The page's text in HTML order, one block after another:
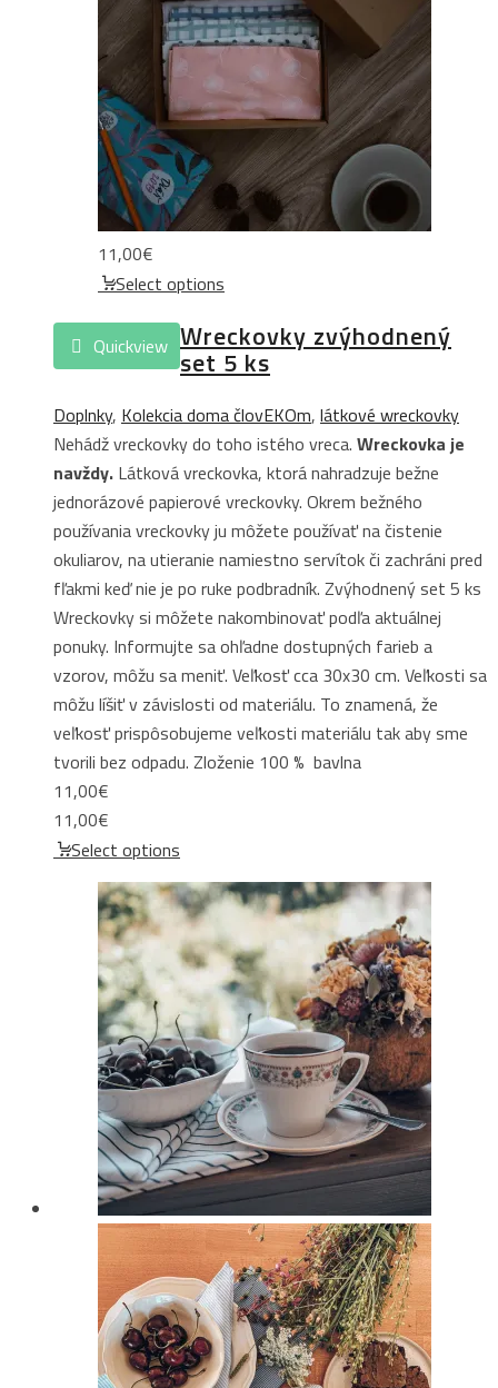
11,00€
Select options
Quickview Wreckovky zvýhodnený
set 5 ks
Doplnky, Kolekcia doma človEKOm, látkové wreckovky
Nehádž vreckovky do toho istého vreca. Wreckovka je
navždy. Látková vreckovka, ktorá nahradzuje bežne
jednorázové papierové vreckovky. Okrem bežného
používania vreckovky ju môžete používať na čistenie
okuliarov, na utieranie namiestno servítok či zachráni pred
fľakmi keď nie je po ruke podbradník. Zvýhodnený set 5 ks
Wreckovky si môžete nakombinovať podľa aktuálnej
ponuky. Informujte sa ohľadne dostupných farieb a
vzorov, môžu sa meniť. Veľkosť cca 30x30 cm. Veľkosti sa
môžu líšiť v závislosti od materiálu. To znamená, že
veľkosť prispôsobujeme veľkosti materiálu tak aby sme
tvorili bez odpadu. Zloženie 100 % bavlna
11,00€
11,00€
Select options